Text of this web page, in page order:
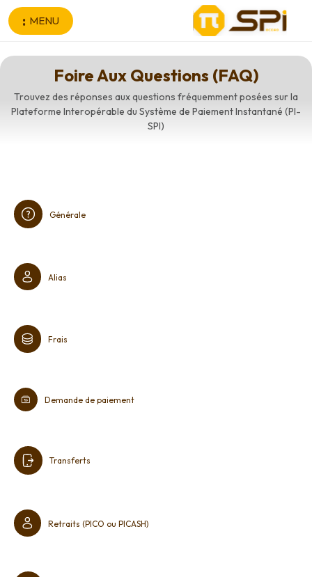
Aller au contenu principal
MENU
Foire Aux Questions (FAQ)
Trouvez des réponses aux questions fréquemment posées sur la
Plateforme Interopérable du Système de Paiement Instantané (PI-
SPI)
Générale
Alias
Frais
Demande de paiement
Transferts
Retraits (PICO ou PICASH)